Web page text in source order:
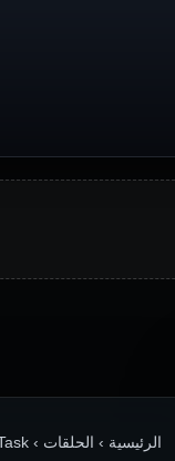
الرئيسية › الحلقات › Task:الموسم 1 حلقة 1